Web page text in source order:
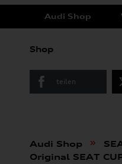
Audi Shop
Shop
teilen
Audi Shop »
Original SEAT